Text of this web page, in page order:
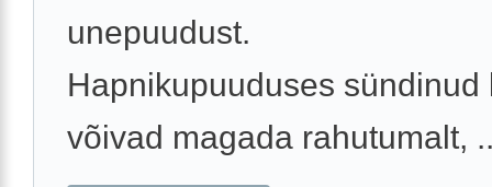
unepuudust.
Hapnikupuuduses sündinud
võivad magada rahutumalt,